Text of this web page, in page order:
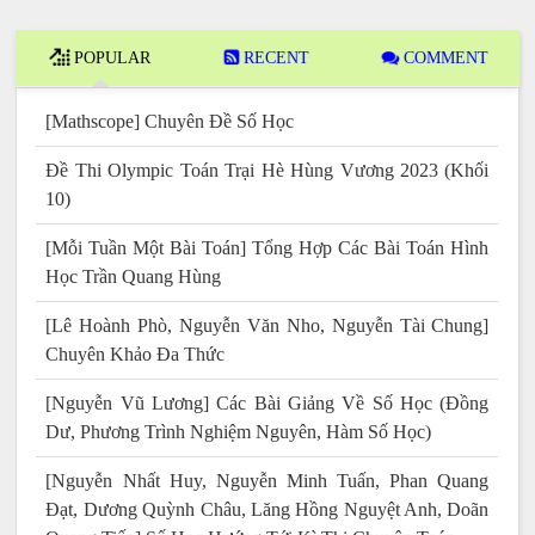
POPULAR RECENT COMMENT
[Mathscope] Chuyên Đề Số Học
Đề Thi Olympic Toán Trại Hè Hùng Vương 2023 (Khối
10)
[Mỗi Tuần Một Bài Toán] Tổng Hợp Các Bài Toán Hình
Học Trần Quang Hùng
[Lê Hoành Phò, Nguyễn Văn Nho, Nguyễn Tài Chung]
Chuyên Khảo Đa Thức
[Nguyễn Vũ Lương] Các Bài Giảng Về Số Học (Đồng
Dư, Phương Trình Nghiệm Nguyên, Hàm Số Học)
[Nguyễn Nhất Huy, Nguyễn Minh Tuấn, Phan Quang
Đạt, Dương Quỳnh Châu, Lăng Hồng Nguyệt Anh, Doãn